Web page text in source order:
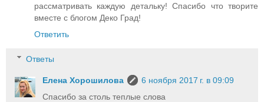
рассматривать каждую детальку! Спасибо что творите
вместе с блогом Деко Град!
Ответить
Ответы
Елена Хорошилова
6 ноября 2017 г. в 09:09
Спасибо за столь теплые слова